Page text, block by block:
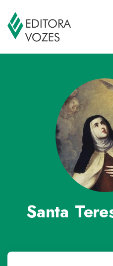
Santa